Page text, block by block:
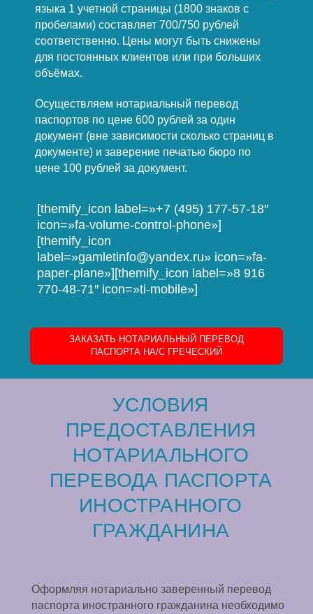
языка 1 учетной страницы (1800 знаков с
пробелами) составляет 700/750 рублей
соответственно. Цены могут быть снижены
для постоянных клиентов или при больших
объёмах.
Осуществляем нотариальный перевод
паспортов по цене 600 рублей за один
документ (вне зависимости сколько страниц в
документе) и заверение печатью бюро по
цене 100 рублей за документ.
[themify_icon label=»+7 (495) 177-57-18″
icon=»fa-volume-control-phone»]
[themify_icon
label=»gamletinfo@yandex.ru» icon=»fa-
paper-plane»][themify_icon label=»8 916
770-48-71″ icon=»ti-mobile»]
ЗАКАЗАТЬ НОТАРИАЛЬНЫЙ ПЕРЕВОД
ПАСПОРТА НА/C ГРЕЧЕСКИЙ
УСЛОВИЯ
ПРЕДОСТАВЛЕНИЯ
НОТАРИАЛЬНОГО
ПЕРЕВОДА ПАСПОРТА
ИНОСТРАННОГО
ГРАЖДАНИНА
Оформляя нотариально заверенный перевод
паспорта иностранного гражданина необходимо